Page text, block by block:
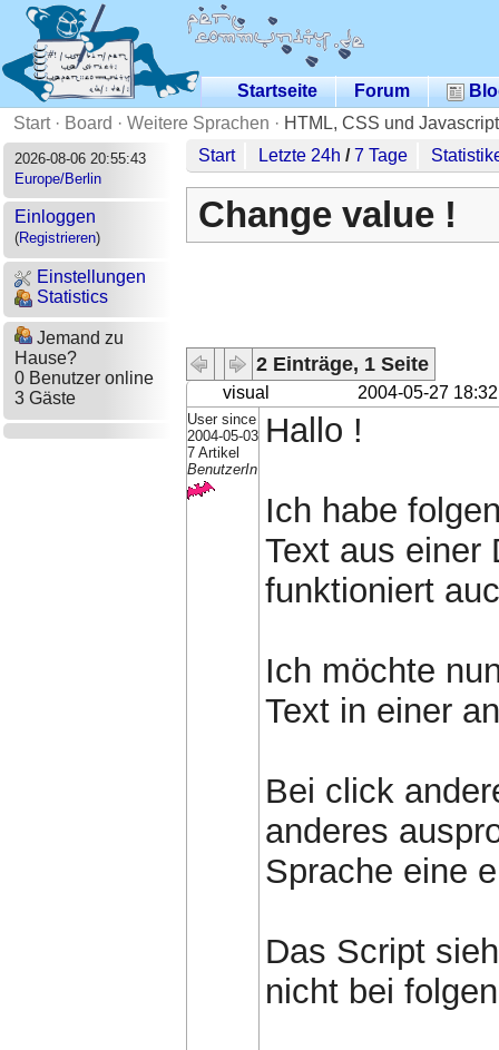
Startseite Forum
Start· Board · Weitere Sprachen · HTML, CSS und Javascript
2026-08-06 20:55:43
Europe/Berlin
Einloggen
(Registrieren)
Einstellungen
Statistics
Jemand zu
Hause?
0 Benutzer online
3 Gäste
Start Letzte 24h /7 Tage
Change value !
2 Einträge, 1 Seite
visual 2004-05-27 18:32
User since
2004-05-03
7 Artikel
BenutzerIn
Hallo !
Ich habe
Text aus einer
funktioniert
Ich möchte
Text in einer
Bei click
anderes
Sprache eine
Das Script
nicht bei